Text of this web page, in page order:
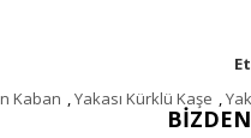
Kaban ,Yakası Kürklü Kaşe ,